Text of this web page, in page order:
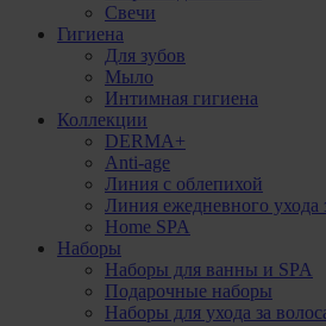
Свечи
Гигиена
Для зубов
Мыло
Интимная гигиена
Коллекции
DERMA+
Anti-age
Линия с облепихой
Линия ежедневного ухода
Home SPA
Наборы
Наборы для ванны и SPA
Подарочные наборы
Наборы для ухода за